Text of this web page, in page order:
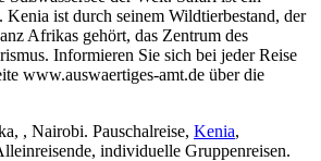
Kenia ist durch seinem Wildtierbestand, der
Afrikas gehört, das Zentrum des
Informieren Sie sich bei jeder Reise
www.auswaertiges-amt.de über die
, Nairobi. Pauschalreise, Kenia,
individuelle Gruppenreisen.